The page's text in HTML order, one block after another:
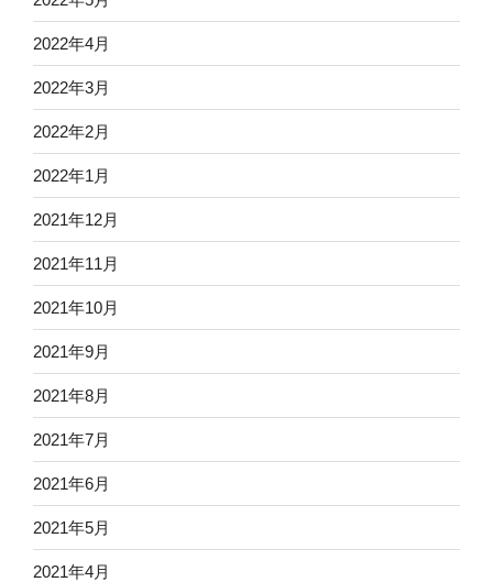
2022年4月
2022年3月
2022年2月
2022年1月
2021年12月
2021年11月
2021年10月
2021年9月
2021年8月
2021年7月
2021年6月
2021年5月
2021年4月